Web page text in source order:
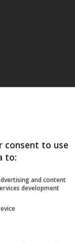
consent to use
to:
and content
development